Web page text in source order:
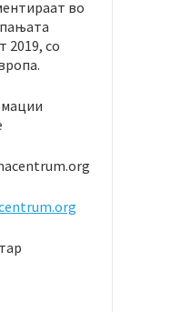
во
2019, со